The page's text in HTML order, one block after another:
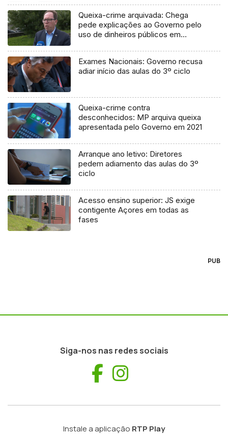
Queixa-crime arquivada: Chega
pede explicações ao Governo pelo
uso de dinheiros públicos em
Exames Nacionais: Governo recusa
adiar início das aulas do 3º ciclo
Queixa-crime contra
desconhecidos: MP arquiva queixa
apresentada pelo Governo em 2021
Arranque ano letivo: Diretores
pedem adiamento das aulas do 3º
ciclo
Acesso ensino superior: JS exige
contigente Açores em todas as
fases
PUB
Siga-nos nas redes sociais
Facebook
Instale a aplicação RTP Play